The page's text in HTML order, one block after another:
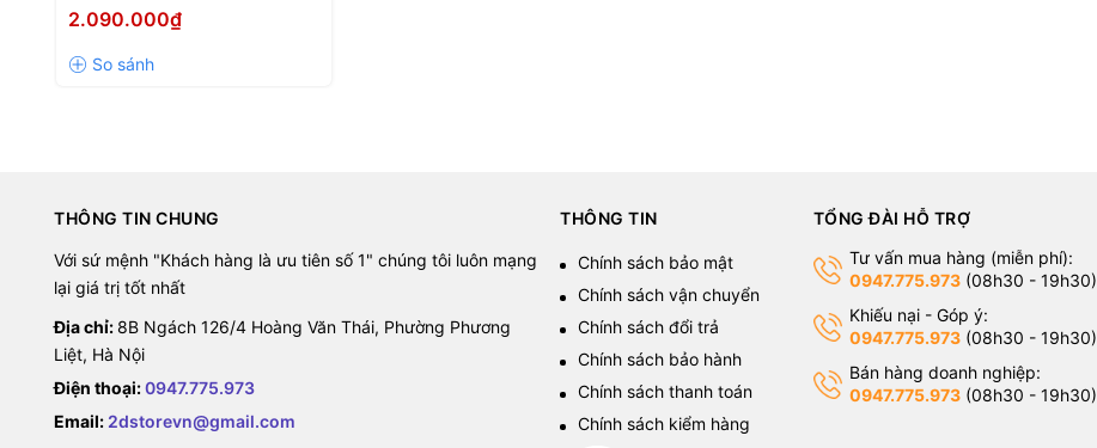
MODULAR/ 850W)
2.090.000₫
THÔNG TIN CHUNG
Với sứ mệnh "Khách hàng là ưu tiên số 1" chúng tôi luôn mạng
lại giá trị tốt nhất
Địa chỉ: 8B Ngách 126/4 Hoàng Văn Thái, Phường Phương
Liệt, Hà Nội
Điện thoại:0947.775.973
Email: 2dstorevn@gmail.com
THÔNG TIN
Chính sách bảo mật
Chính sách vận chuyển
Chính sách đổi trả
Chính sách bảo hành
Chính sách thanh toán
Chính sách kiểm hàng
TỔNG ĐÀI HỖ TRỢ
Tư vấn mua hàng (miễn phí):
0947.775.973(08h30 - 19h30)
Khiếu nại - Góp ý:
0947.775.973(08h30 - 19h30)
Bán hàng doanh nghiệp:
0947.775.973(08h30 - 19h30)